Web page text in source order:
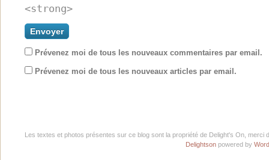
<strong>
Prévenez moi de tous les nouveaux commentaires par email.
Prévenez moi de tous les nouveaux articles par email.
Les textes et photos présentes sur ce blog sont la propriété de Delight's On,
Delightson powered by